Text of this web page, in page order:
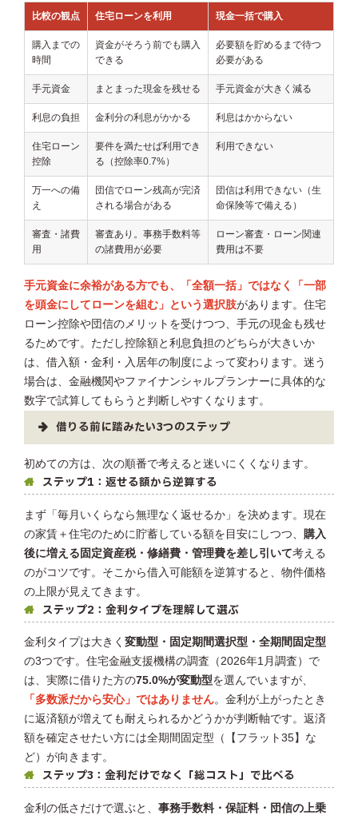
比較の観点 住宅ローンを利用 現金一括で購入
購入までの
時間
資金がそろう前でも購入
できる
必要額を貯めるまで待つ
必要がある
手元資金 まとまった現金を残せる 手元資金が大きく減る
利息の負担 金利分の利息がかかる 利息はかからない
住宅ローン
控除
要件を満たせば利用でき
る（控除率0.7%）
利用できない
万一への備
え
団信でローン残高が完済
される場合がある
団信は利用できない（生
命保険等で備える）
審査・諸費
用
審査あり。事務手数料等
の諸費用が必要
ローン審査・ローン関連
費用は不要
手元資金に余裕がある方でも、「全額一括」ではなく「一部
を頭金にしてローンを組む」という選択肢があります。住宅
ローン控除や団信のメリットを受けつつ、手元の現金も残せ
るためです。ただし控除額と利息負担のどちらが大きいか
は、借入額・金利・入居年の制度によって変わります。迷う
場合は、金融機関やファイナンシャルプランナーに具体的な
数字で試算してもらうと判断しやすくなります。
借りる前に踏みたい3つのステップ
初めての方は、次の順番で考えると迷いにくくなります。
ステップ1：返せる額から逆算する
まず「毎月いくらなら無理なく返せるか」を決めます。現在
の家賃＋住宅のために貯蓄している額を目安にしつつ、
購入
後に増える固定資産税・修繕費・管理費を差し引いて考える
のがコツです。そこから借入可能額を逆算すると、物件価格
の上限が見えてきます。
ステップ2：金利タイプを理解して選ぶ
金利タイプは大きく 変動型・固定期間選択型・全期間固定型
の3つです。住宅金融支援機構の調査（2026年1月調査）で
は、実際に借りた方の75.0%が変動型を選んでいますが、
「多数派だから安心」ではありません。金利が上がったとき
に返済額が増えても耐えられるかどうかが判断軸です。返済
額を確定させたい方には全期間固定型（【フラット35】な
ど）が向きます。
ステップ3：金利だけでなく「総コスト」で比べる
金利の低さだけで選ぶと、 事務手数料・保証料・団信の上乗